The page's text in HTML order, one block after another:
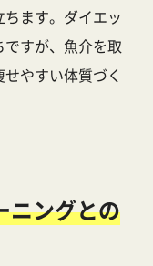
ます。ダイエッ
ですが、魚介を取
やすい体質づく
ニングとの